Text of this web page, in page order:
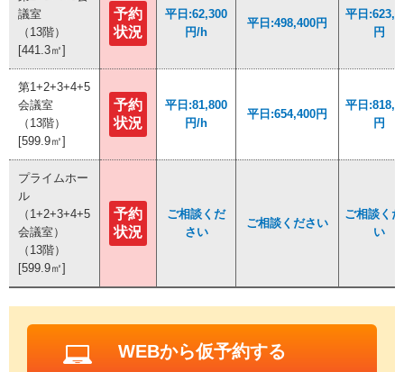
議室
（13階）
[441.3㎡]
予約
状況
平日:62,300
円/h
平日:498,400円
平日
円
第1+2+3+4+5
会議室
（13階）
[599.9㎡]
予約
状況
平日:81,800
円/h
平日:654,400円
平日
円
プライムホー
ル
（1+2+3+4+5
会議室）
（13階）
[599.9㎡]
予約
状況
ご相談くだ
さい
ご相談ください
ご相談く
い
議室
（13階）
[441.3㎡]
予約
状況
平日:62,300
円/h
平日:498,400円
平日
円
第1+2+3+4+5
会議室
（13階）
[599.9㎡]
予約
状況
平日:81,800
円/h
平日:654,400円
平日
円
プライムホー
ル
（1+2+3+4+5
会議室）
（13階）
[599.9㎡]
予約
状況
ご相談くだ
さい
ご相談ください
ご相談く
い
WEBから仮予約する